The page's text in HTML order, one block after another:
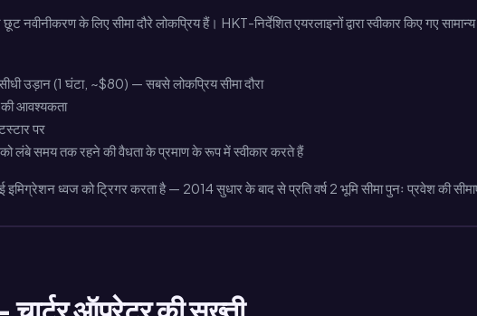
के लिए सीमा दौरे लोकप्रिय हैं। HKT-निर्देशित एयरलाइनों द्वारा स्वीकार किए गए
उड़ान (1 घंटा, ~$80) — सबसे लोकप्रिय सीमा दौरा
आवश्यकता
पर
लंबे समय तक रहने की वैधता के प्रमाण के रूप में स्वीकार करते हैं
इमिग्रेशन ध्वज को ट्रिगर करता है — 2014 सुधार के बाद से प्रति वर्ष 2 भूमि सीमा पुनः प्रवेश की